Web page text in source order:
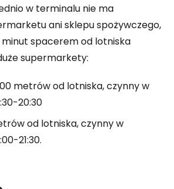
w terminalu nie ma
ani sklepu spożywczego,
minut spacerem od lotniska
supermarkety:
metrów od lotniska, czynny w
20:30
od lotniska, czynny w
21:30.